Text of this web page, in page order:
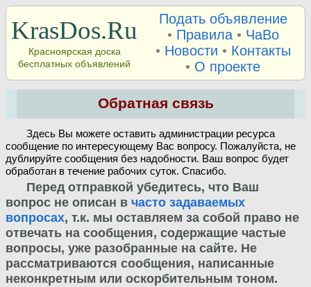
KrasDos.Ru
Красноярская доска
бесплатных объявлений
Подать объявление
• Правила• ЧаВо
• Новости • Контакты
• О проекте
Обратная связь
Здесь Вы можете оставить администрации ресурса
сообщение по интересующему Вас вопросу. Пожалуйста, не
дублируйте сообщения без надобности. Ваш вопрос будет
обработан в течение рабочих суток. Спасибо.
Перед отправкой убедитесь, что Ваш
вопрос не описан в часто задаваемых
вопросах, т.к. мы оставляем за собой право не
отвечать на сообщения, содержащие частые
вопросы, уже разобранные на сайте. Не
рассматриваются сообщения, написанные
неконкретным или оскорбительным тоном.